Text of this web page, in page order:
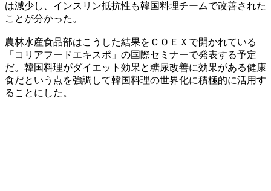
は減少し、インスリン抵抗性も韓国料理チームで改善された
ことが分かった。
農林水産食品部はこうした結果をＣＯＥＸで開かれている
「コリアフードエキスポ」の国際セミナーで発表する予定
だ。韓国料理がダイエット効果と糖尿改善に効果がある健康
食だという点を強調して韓国料理の世界化に積極的に活用す
ることにした。